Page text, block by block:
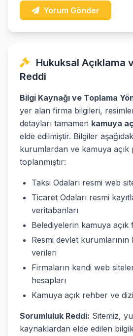
Yorum Gönder
Hukuksal Açıklama
Reddi
Bilgi Kaynağı ve Toplama
yer alan firma bilgileri,
detayları tamamen kamuya
elde edilmiştir. Bilgiler
kurumlardan ve kamuya
toplanmıştır:
Taksi Odaları resmi web
Ticaret Odaları resmi
veritabanları
Belediyelerin kamuya açık
Resmi devlet kurumlarının
verileri
Firmaların kendi web
hesapları
Kamuya açık rehber ve
Sorumluluk Reddi: Sitemiz,
kaynaklardan elde edilen